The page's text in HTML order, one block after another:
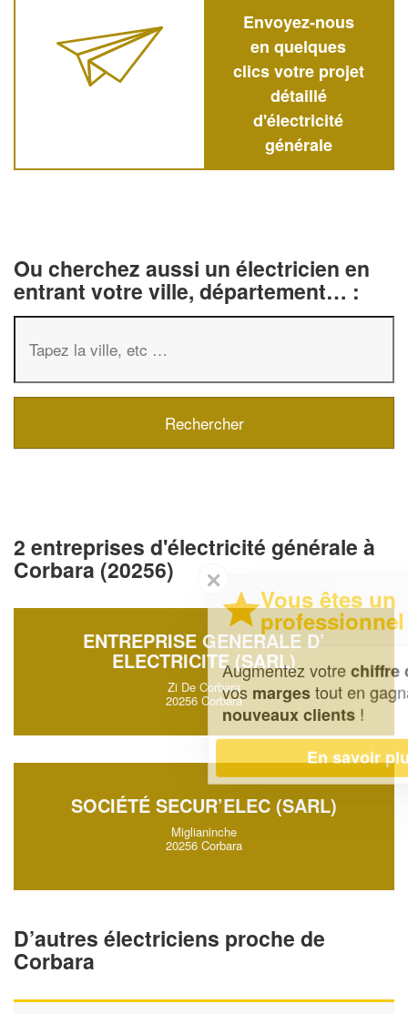
Envoyez-nous
en quelques
clics votre projet
détaillé
d'électricité
générale
Ou cherchez aussi un électricien en
entrant votre ville, département… :
2 entreprises d'électricité générale à
Corbara (20256)
ENTREPRISE GENERALE D’
ELECTRICITE (SARL)
Zi De Corbara
20256 Corbara
SOCIÉTÉ SECUR’ELEC (SARL)
Miglianinche
20256 Corbara
D’autres électriciens proche de
Corbara
✕
Vous êtes un
professionnel ?
Augmentez votrechiffre d'affaireset
margestout en gagnant de
nouveaux clients!
En savoir plus